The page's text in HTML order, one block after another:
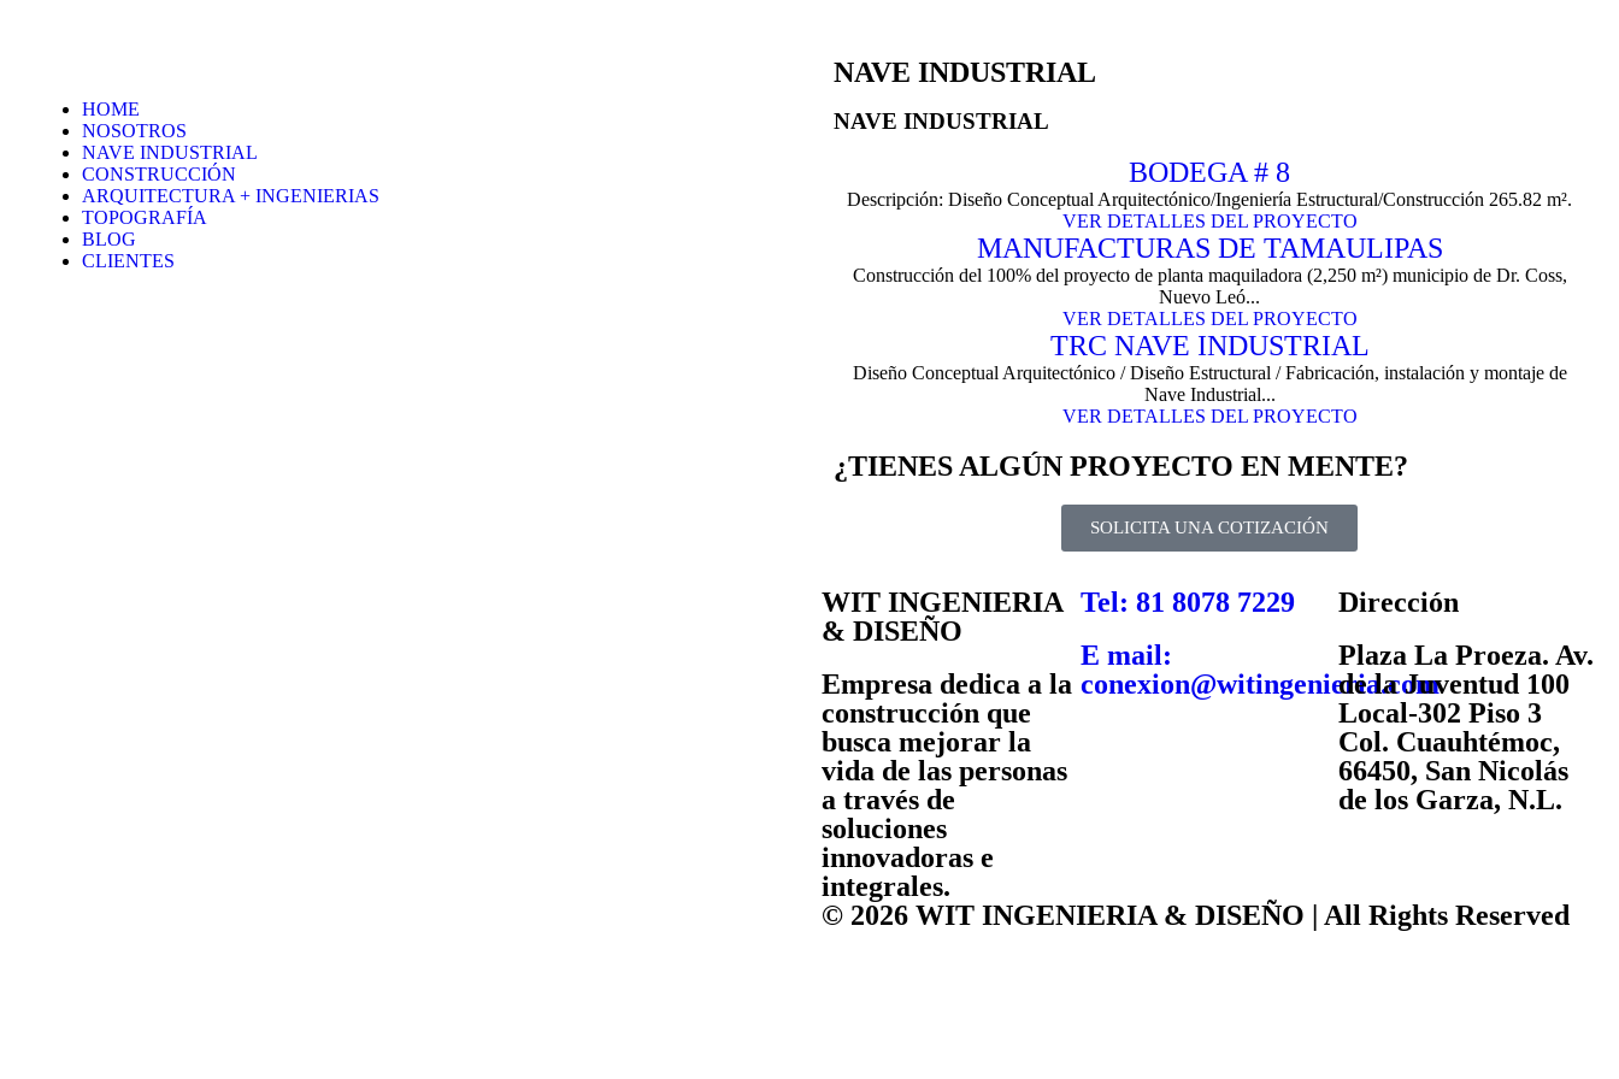
HOME
NOSOTROS
NAVE INDUSTRIAL
CONSTRUCCIÓN
ARQUITECTURA + INGENIERIAS
TOPOGRAFÍA
BLOG
CLIENTES
NAVE INDUSTRIAL
NAVE INDUSTRIAL
BODEGA # 8
Descripción: Diseño Conceptual Arquitectónico/Ingeniería Estructural/Construcción 265.82 m².
VER DETALLES DEL PROYECTO
MANUFACTURAS DE TAMAULIPAS
Construcción del 100% del proyecto de planta maquiladora (2,250 m²) municipio de Dr. Coss,
Nuevo Leó...
VER DETALLES DEL PROYECTO
TRC NAVE INDUSTRIAL
Diseño Conceptual Arquitectónico / Diseño Estructural / Fabricación, instalación y montaje de
Nave Industrial...
VER DETALLES DEL PROYECTO
¿TIENES ALGÚN PROYECTO EN MENTE?
SOLICITA UNA COTIZACIÓN
WIT INGENIERIA
& DISEÑO
Empresa dedica a la
construcción que
busca mejorar la
vida de las personas
a través de
soluciones
innovadoras e
integrales.
Tel: 81 8078 7229
E mail:
conexion@witingenieria.com
Dirección
Plaza La Proeza. Av.
de la Juventud 100
Local-302 Piso 3
Col. Cuauhtémoc,
66450, San Nicolás
de los Garza, N.L.
© 2026 WIT INGENIERIA & DISEÑO | All Rights Reserved